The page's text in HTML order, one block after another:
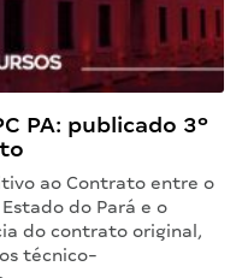
PA: publicado 3º
ao Contrato entre o
do Pará e o
do contrato original,
técnico-